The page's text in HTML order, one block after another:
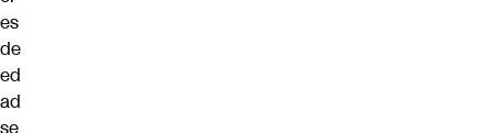
es
de
ed
ad
se